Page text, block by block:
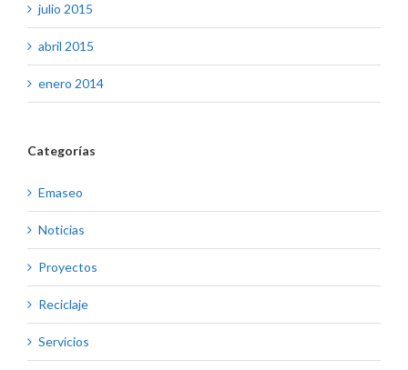
julio 2015
abril 2015
enero 2014
Categorías
Emaseo
Noticias
Proyectos
Reciclaje
Servicios